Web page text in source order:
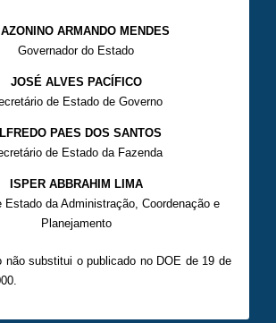
ARMANDO MENDES
Governador do Estado
JOSÉ ALVES PACÍFICO
de Estado de Governo
PAES DOS SANTOS
de Estado da Fazenda
ISPER ABBRAHIM LIMA
Estado da Administração, Coordenação e
Planejamento
não substitui o publicado no DOE de 19 de